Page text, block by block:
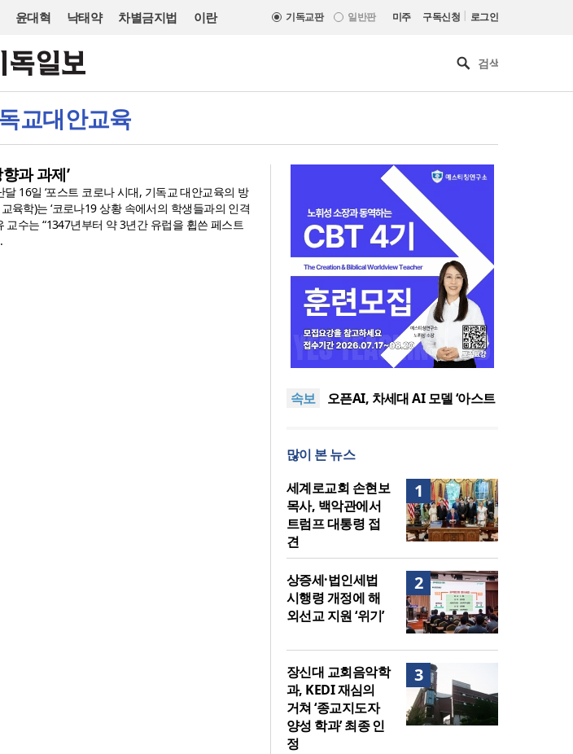
윤대혁 낙태약 차별금지법 이란 기독교판 일반판 미주 구독신청 | 로그인
교대안교육
과 과제’
16일 ‘포스트 코로나 시대, 기독교 대안교육의 방
육학)는 ‘코로나19 상황 속에서의 학생들과의 인격
교수는 “1347년부터 약 3년간 유럽을 휩쓴 페스트
속보
기감 이대위, 감신대 도서관에
명… 전년 동기 대비 34.4% 감
오픈AI, 차세대 AI 모델 ‘아스트
찰 수사 11개월째
관측에 재차 반대… “미래세대
위한 국가적 자산”
기감 이대위, 감신대 도서관에
퀴어서적 ‘별도 부스’ 마련 조치
2026년 상반기 탈북민 입국 63
명… 전년 동기 대비 34.4% 감
소
많이 본 뉴스
1
세계로교회 손현보
목사, 백악관에서
트럼프 대통령 접
견
2
상증세·법인세법
시행령 개정에 해
외선교 지원 ‘위기’
3
장신대 교회음악학
과, KEDI 재심의
거쳐 ‘종교지도자
양성 학과’ 최종 인
정